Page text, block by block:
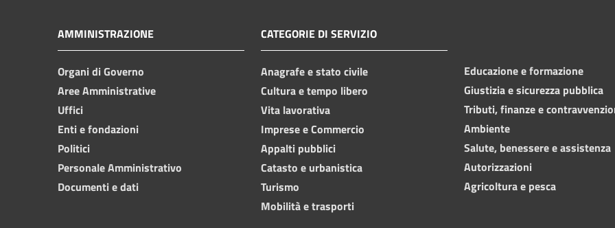
AMMINISTRAZIONE
Organi di Governo
Aree Amministrative
Uffici
Enti e fondazioni
Politici
Personale Amministrativo
Documenti e dati
CATEGORIE DI SERVIZIO
Anagrafe e stato civile
Cultura e tempo libero
Vita lavorativa
Imprese e Commercio
Appalti pubblici
Catasto e urbanistica
Turismo
Mobilità e trasporti
Educazione e formazione
Giustizia e sicurezza pubblica
Tributi, finanze e
Ambiente
Salute, benessere e assistenza
Autorizzazioni
Agricoltura e pesca